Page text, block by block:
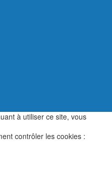
à utiliser ce site, vous
contrôler les cookies :